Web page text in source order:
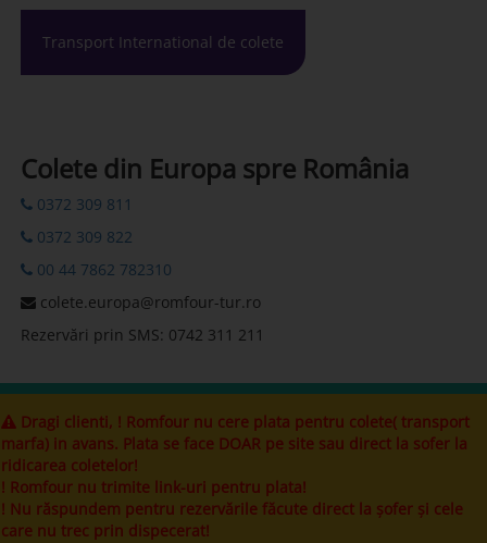
Transport International de colete
Colete din Europa spre România
0372 309 811
0372 309 822
00 44 7862 782310
colete.europa@romfour-tur.ro
Rezervări prin SMS: 0742 311 211
Dragi clienti, ! Romfour nu cere plata pentru colete( transport
marfa) in avans. Plata se face DOAR pe site sau direct la sofer la
ridicarea coletelor!
! Romfour nu trimite link-uri pentru plata!
! Nu răspundem pentru rezervările făcute direct la șofer și cele
care nu trec prin dispecerat!